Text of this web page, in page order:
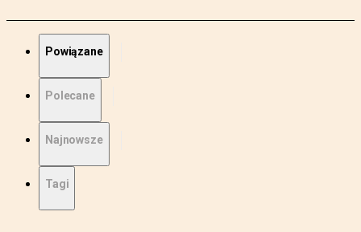
Powiązane
Polecane
Najnowsze
Tagi